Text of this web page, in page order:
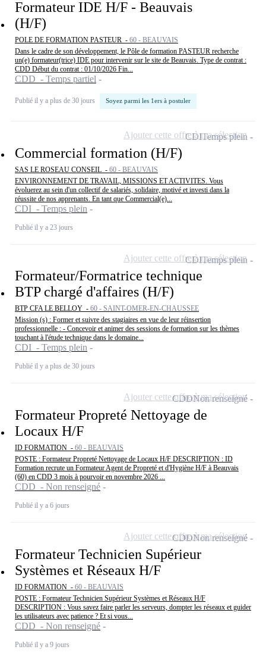
Formateur IDE H/F - Beauvais
(H/F)
POLE DE FORMATION PASTEUR - 60 - BEAUVAIS
Dans le cadre de son développement, le Pôle de formation PASTEUR recherche
un(e) formateur(trice) IDE pour intervenir sur le site de Beauvais. Type de contrat :
CDD Début du contrat : 01/10/2026 Fin...
CDD - Temps partiel
Publié il y a plus de 30 jours Soyez parmi les 1ers à postuler
Commercial formation (H/F)
SAS LE ROSEAU CONSEIL - 60 - BEAUVAIS
ENVIRONNEMENT DE TRAVAIL, MISSIONS ET ACTIVITES. Vous
évoluerez au sein d'un collectif de salariés, solidaire, motivé et investi dans la
réussite de nos apprenants. En tant que Commercial(e)...
CDI - Temps plein
Publié il y a 23 jours
CDITemps plein
Ajouter cette offre à ma sélection
Formateur/Formatrice technique
BTP chargé d'affaires (H/F)
BTP CFA LE BELLOY - 60 - SAINT-OMER-EN-CHAUSSEE
Mission (s) : Former et suivre des stagiaires en vue de leur réinsertion
professionnelle : - Concevoir et animer des sessions de formation sur les thèmes
touchant à l'étude technique dans le domaine...
CDI - Temps plein
Publié il y a plus de 30 jours
CDITemps plein
Ajouter cette offre à ma sélection
Formateur Propreté Nettoyage de
Locaux H/F
ID FORMATION - 60 - BEAUVAIS
POSTE : Formateur Propreté Nettoyage de Locaux H/F DESCRIPTION : ID
Formation recrute un Formateur Agent de Propreté et d'Hygiène H/F à Beauvais
(60) en CDD 3 mois à pourvoir en novembre 2026 ...
CDD - Non renseigné
Publié il y a 6 jours
CDDNon renseigné
Ajouter cette offre à ma sélection
Formateur Technicien Supérieur
Systèmes et Réseaux H/F
ID FORMATION - 60 - BEAUVAIS
POSTE : Formateur Technicien Supérieur Systèmes et Réseaux H/F
DESCRIPTION : Vous savez faire parler les serveurs, dompter les réseaux et guider
les utilisateurs avec patience ? Et si vous...
CDD - Non renseigné
Publié il y a 9 jours
CDDNon renseigné
Ajouter cette offre à ma sélection